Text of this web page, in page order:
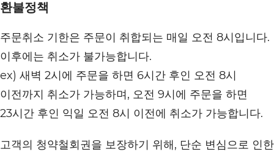
환불정책
주문취소 기한은 주문이 취합되는 매일 오전 8시입니다.
이후에는 취소가 불가능합니다.
ex) 새벽 2시에 주문을 하면 6시간 후인 오전 8시
이전까지 취소가 가능하며, 오전 9시에 주문을 하면
23시간 후인 익일 오전 8시 이전에 취소가 가능합니다.
고객의 청약철회권을 보장하기 위해, 단순 변심으로 인한